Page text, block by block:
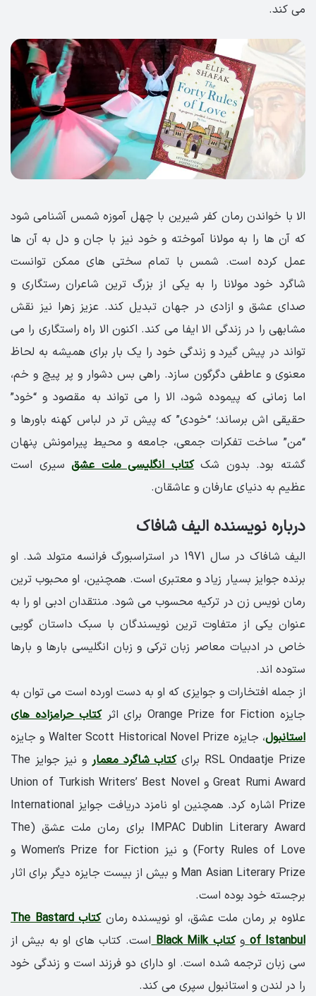
می کند.
الا با خواندن رمان کفر شیرین با چهل آموزه شمس آشنامی شود
که آن ها را به مولانا آموخته و خود نیز با جان و دل به آن ها
عمل کرده است. شمس با تمام سختی های ممکن توانست
شاگرد خود مولانا را به یکی از بزرگ ترین شاعران رستگاری و
صدای عشق و ازادی در جهان تبدیل کند. عزیز زهرا نیز نقش
مشابهی را در زندگی الا ایفا می کند. اکنون الا راه راستگاری را می
تواند در پیش گیرد و زندگی خود را یک بار برای همیشه به لحاظ
معنوی و عاطفی دگرگون سازد. راهی بس دشوار و پر پیچ و خم،
اما زمانی که پیموده شود، الا را می تواند به مقصود و “خود”
حقیقی اش برساند؛ “خودی” که پیش تر در لباس کهنه باورها و
“من” ساخت تفکرات جمعی، جامعه و محیط پیرامونش پنهان
گشته بود. بدون شککتاب انگلیسی ملت عشقسیری است
عظیم به دنیای عارفان و عاشقان.
درباره نویسنده الیف شافاک
الیف شافاک در سال 1971 در استراسبورگ فرانسه متولد شد. او
برنده جوایز بسیار زیاد و معتبری است. همچنین، او محبوب ترین
رمان نویس زن در ترکیه محسوب می شود. منتقدان ادبی او را به
عنوان یکی از متفاوت ترین نویسندگان با سبک داستان گویی
خاص در ادبیات معاصر زبان ترکی و زبان انگلیسی بارها و بارها
ستوده اند.
از جمله افتخارات و جوایزی که او به دست اورده است می توان به
جایزه Orange Prize for Fiction برای اثر
کتاب حرامزاده های
استانبول
، جایزه Walter Scott Historical Novel Prize و جایزه
RSL Ondaatje Prize برای
کتاب شاگرد معمار
و نیز جوایز The
Great Rumi Award و Union of Turkish Writers’ Best Novel
Prize اشاره کرد. همچنین او نامزد دریافت جوایز International
IMPAC Dublin Literary Award برای رمان ملت عشق (The
Forty Rules of Love) و نیز Women’s Prize for Fiction و
Man Asian Literary Prize و بیش از بیست جایزه دیگر برای اثار
برجسته خود بوده است.
علاوه بر رمان ملت عشق، او نویسنده رمان
کتاب The Bastard
of Istanbul وکتاب Black Milk
است. کتاب های او به بیش از
سی زبان ترجمه شده است. او دارای دو فرزند است و زندگی خود
را در لندن و استانبول سپری می کند.